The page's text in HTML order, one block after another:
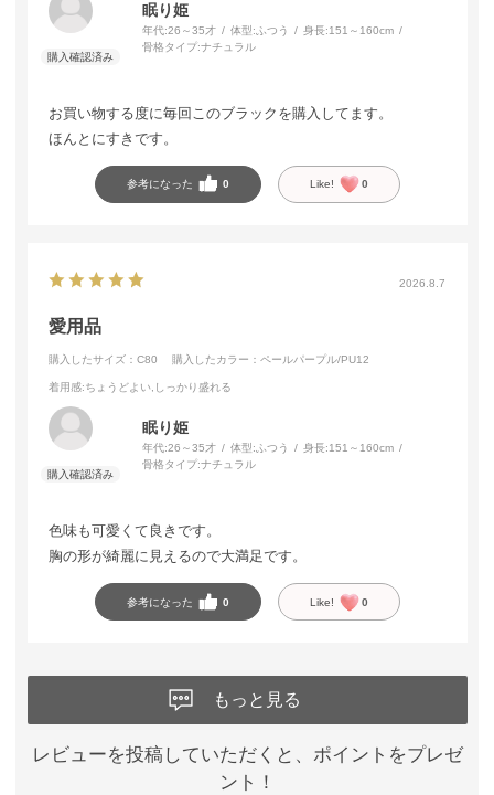
眠り姫
年代:26～35才 体型: ふつう 身長:151～160cm
骨格タイプ:ナチュラル
お買い物する度に毎回このブラックを購入してます。
ほんとにすきです。
参考になった 0 Like! 0
2026.8.7
愛用品
購入したサイズ：C80 購入したカラー：ペールパープル/PU12
着用感:ちょうどよい,しっかり盛れる
眠り姫
年代:26～35才 体型:ふつう 身長:151～160cm
骨格タイプ:ナチュラル
色味も可愛くて良きです。
胸の形が綺麗に見えるので大満足です。
参考になった 0 Like! 0
もっと見る
レビューを投稿していただくと、ポイントをプレゼ
ント！